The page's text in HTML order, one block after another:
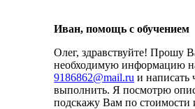
Иван, помощь с обучением
Олег, здравствуйте! Прошу
необходимую информацию
9186862@mail.ru и написать
выполнить. Я посмотрю
подскажу Вам по стоимости